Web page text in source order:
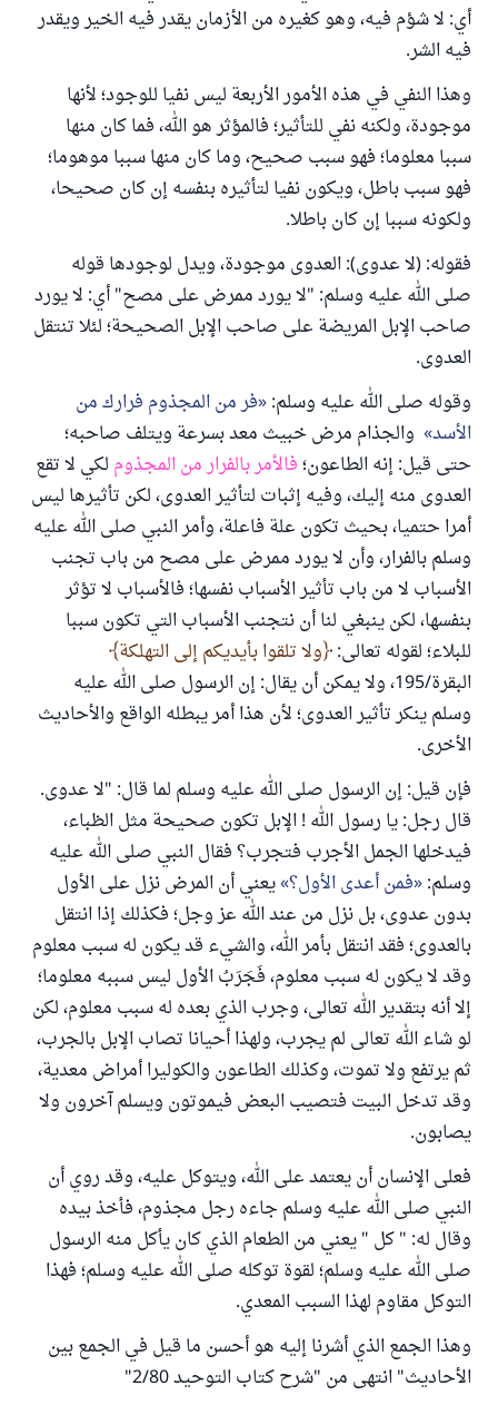
أي: لا شؤم فيه، وهو كغيره من الأزمان يقدر فيه الخير ويقدر
فيه الشر.
وهذا النفي في هذه الأمور الأربعة ليس نفيا للوجود؛ لأنها
موجودة، ولكنه نفي للتأثير؛ فالمؤثر هو الله، فما كان منها
سببا معلوما؛ فهو سبب صحيح، وما كان منها سببا موهوما؛
فهو سبب باطل، ويكون نفيا لتأثيره بنفسه إن كان صحيحا،
ولكونه سببا إن كان باطلا.
فقوله: (لا عدوى): العدوى موجودة، ويدل لوجودها قوله
صلى الله عليه وسلم: "لا يورد ممرض على مصح" أي: لا يورد
صاحب الإبل المريضة على صاحب الإبل الصحيحة؛ لئلا تنتقل
العدوى.
وقوله صلى الله عليه وسلم: فر من المجذوم فرارك من
الأسد والجذام مرض خبيث معد بسرعة ويتلف صاحبه؛
حتى قيل: إنه الطاعون؛فالأمر بالفرار من المجذوم لكي لا تقع
العدوى منه إليك، وفيه إثبات لتأثير العدوى، لكن تأثيرها ليس
أمرا حتميا، بحيث تكون علة فاعلة، وأمر النبي صلى الله عليه
وسلم بالفرار، وأن لا يورد ممرض على مصح من باب تجنب
الأسباب لا من باب تأثير الأسباب نفسها؛ فالأسباب لا تؤثر
بنفسها، لكن ينبغي لنا أن نتجنب الأسباب التي تكون سببا
للبلاء؛ لقوله تعالى: ولا تلقوا بأيديكم إلى التهلكة
البقرة/195، ولا يمكن أن يقال: إن الرسول صلى الله عليه
وسلم ينكر تأثير العدوى؛ لأن هذا أمر يبطله الواقع والأحاديث
الأخرى.
فإن قيل: إن الرسول صلى الله عليه وسلم لما قال: "لا عدوى.
قال رجل: يا رسول الله ! الإبل تكون صحيحة مثل الظباء،
فيدخلها الجمل الأجرب فتجرب؟ فقال النبي صلى الله عليه
وسلم: فمن أعدى الأول؟ يعني أن المرض نزل على الأول
بدون عدوى، بل نزل من عند الله عز وجل؛ فكذلك إذا انتقل
بالعدوى؛ فقد انتقل بأمر الله، والشيء قد يكون له سبب معلوم
وقد لا يكون له سبب معلوم، فَجَرَبُ الأول ليس سببه معلوما؛
إلا أنه بتقدير الله تعالى، وجرب الذي بعده له سبب معلوم، لكن
لو شاء الله تعالى لم يجرب، ولهذا أحيانا تصاب الإبل بالجرب،
ثم يرتفع ولا تموت، وكذلك الطاعون والكوليرا أمراض معدية،
وقد تدخل البيت فتصيب البعض فيموتون ويسلم آخرون ولا
يصابون.
فعلى الإنسان أن يعتمد على الله، ويتوكل عليه، وقد روي أن
النبي صلى الله عليه وسلم جاءه رجل مجذوم، فأخذ بيده
وقال له: " كل " يعني من الطعام الذي كان يأكل منه الرسول
صلى الله عليه وسلم؛ لقوة توكله صلى الله عليه وسلم؛ فهذا
التوكل مقاوم لهذا السبب المعدي.
وهذا الجمع الذي أشرنا إليه هو أحسن ما قيل في الجمع بين
الأحاديث" انتهى من "شرح كتاب التوحيد 2/80"